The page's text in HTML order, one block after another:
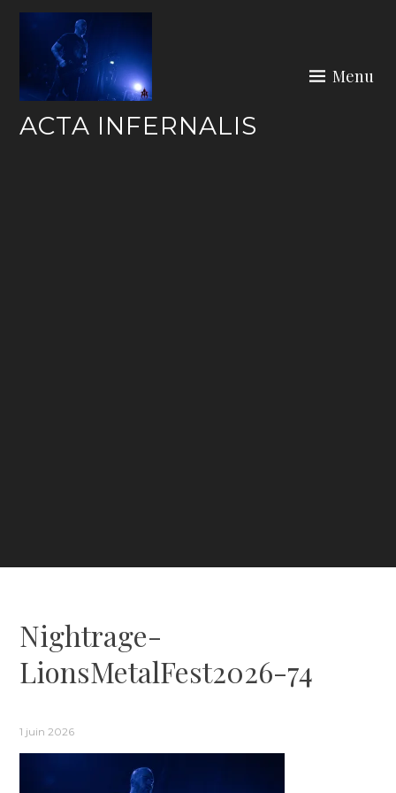
Skip
ACTA INFERNALIS
Menu
Nightrage-
LionsMetalFest2026-74
1 juin 2026